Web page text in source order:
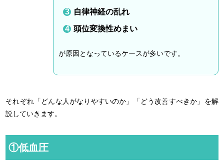
自律神経の乱れ
頭位変換性めまい
が原因となっているケースが多いです。
それぞれ「どんな人がなりやすいのか」「どう改善すべきか」を解
説していきます。
①低血圧